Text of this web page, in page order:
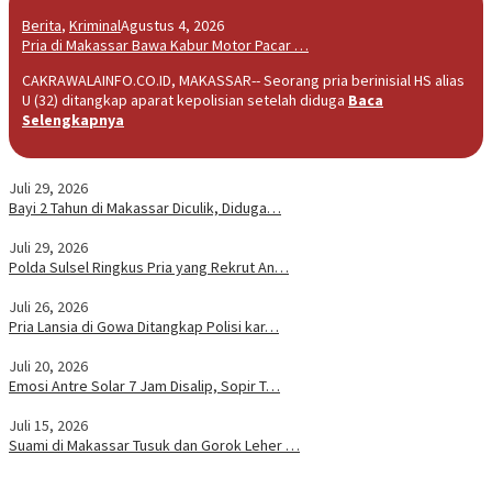
Berita, KriminalAgustus 4, 2026
Pria di Makassar Bawa Kabur Motor Pacar …
CAKRAWALAINFO.CO.ID, MAKASSAR-- Seorang pria berinisial HS alias
U (32) ditangkap aparat kepolisian setelah diduga Baca
Selengkapnya
Juli 29, 2026
Bayi 2 Tahun di Makassar Diculik, Diduga…
Juli 29, 2026
Polda Sulsel Ringkus Pria yang Rekrut An…
Juli 26, 2026
Pria Lansia di Gowa Ditangkap Polisi kar…
Juli 20, 2026
Emosi Antre Solar 7 Jam Disalip, Sopir T…
Juli 15, 2026
Suami di Makassar Tusuk dan Gorok Leher …